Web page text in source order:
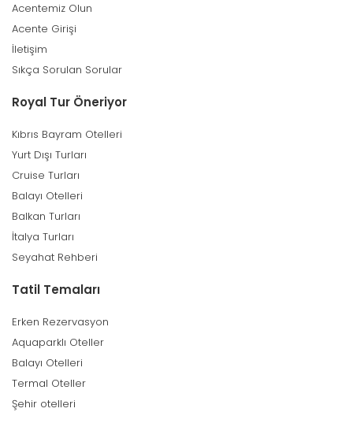
Acentemiz Olun
Acente Girişi
İletişim
Sıkça Sorulan Sorular
Royal Tur Öneriyor
Kıbrıs Bayram Otelleri
Yurt Dışı Turları
Cruise Turları
Balayı Otelleri
Balkan Turları
İtalya Turları
Seyahat Rehberi
Tatil Temaları
Erken Rezervasyon
Aquaparklı Oteller
Balayı Otelleri
Termal Oteller
Şehir otelleri